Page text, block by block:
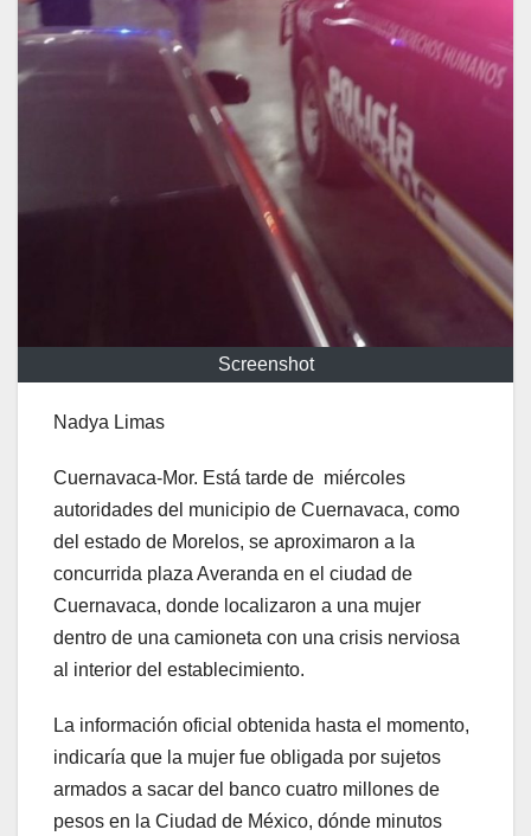
Screenshot
Nadya Limas
Cuernavaca-Mor. Está tarde de miércoles
autoridades del municipio de Cuernavaca, como
del estado de Morelos, se aproximaron a la
concurrida plaza Averanda en el ciudad de
Cuernavaca, donde localizaron a una mujer
dentro de una camioneta con una crisis nerviosa
al interior del establecimiento.
La información oficial obtenida hasta el momento,
indicaría que la mujer fue obligada por sujetos
armados a sacar del banco cuatro millones de
pesos en la Ciudad de México, dónde minutos